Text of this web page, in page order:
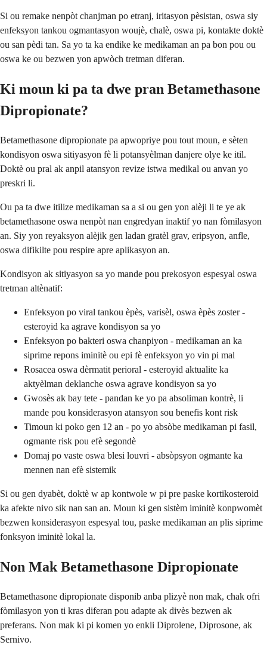
Si ou remake nenpòt chanjman po etranj, iritasyon pèsistan, oswa siy
enfeksyon tankou ogmantasyon woujè, chalè, oswa pi, kontakte doktè
ou san pèdi tan. Sa yo ta ka endike ke medikaman an pa bon pou ou
oswa ke ou bezwen yon apwòch tretman diferan.
Ki moun ki pa ta dwe pran Betamethasone
Dipropionate?
Betamethasone dipropionate pa apwopriye pou tout moun, e sèten
kondisyon oswa sitiyasyon fè li potansyèlman danjere olye ke itil.
Doktè ou pral ak anpil atansyon revize istwa medikal ou anvan yo
preskri li.
Ou pa ta dwe itilize medikaman sa a si ou gen yon alèji li te ye ak
betamethasone oswa nenpòt nan engredyan inaktif yo nan fòmilasyon
an. Siy yon reyaksyon alèjik gen ladan gratèl grav, eripsyon, anfle,
oswa difikilte pou respire apre aplikasyon an.
Kondisyon ak sitiyasyon sa yo mande pou prekosyon espesyal oswa
tretman altènatif:
Enfeksyon po viral tankou èpès, varisèl, oswa èpès zoster -
esteroyid ka agrave kondisyon sa yo
Enfeksyon po bakteri oswa chanpiyon - medikaman an ka
siprime repons iminitè ou epi fè enfeksyon yo vin pi mal
Rosacea oswa dèrmatit perioral - esteroyid aktualite ka
aktyèlman deklanche oswa agrave kondisyon sa yo
Gwosès ak bay tete - pandan ke yo pa absoliman kontrè, li
mande pou konsiderasyon atansyon sou benefis kont risk
Timoun ki poko gen 12 an - po yo absòbe medikaman pi fasil,
ogmante risk pou efè segondè
Domaj po vaste oswa blesi louvri - absòpsyon ogmante ka
mennen nan efè sistemik
Si ou gen dyabèt, doktè w ap kontwole w pi pre paske kortikosteroid
ka afekte nivo sik nan san an. Moun ki gen sistèm iminitè konpwomèt
bezwen konsiderasyon espesyal tou, paske medikaman an plis siprime
fonksyon iminitè lokal la.
Non Mak Betamethasone Dipropionate
Betamethasone dipropionate disponib anba plizyè non mak, chak ofri
fòmilasyon yon ti kras diferan pou adapte ak divès bezwen ak
preferans. Non mak ki pi komen yo enkli Diprolene, Diprosone, ak
Sernivo.